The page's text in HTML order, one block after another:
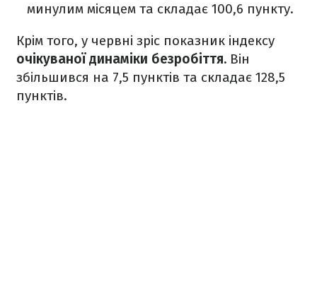
минулим місяцем та складає 100,6 пункту.
Крім того, у червні зріс показник індексу
очікуваної динаміки безробіття. Він
збільшився на 7,5 пунктів та складає 128,5
пунктів.